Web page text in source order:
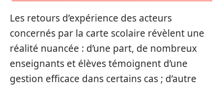
Les retours d’expérience des acteurs
concernés par la carte scolaire révèlent une
réalité nuancée : d’une part, de nombreux
enseignants et élèves témoignent d’une
gestion efficace dans certains cas ; d’autre